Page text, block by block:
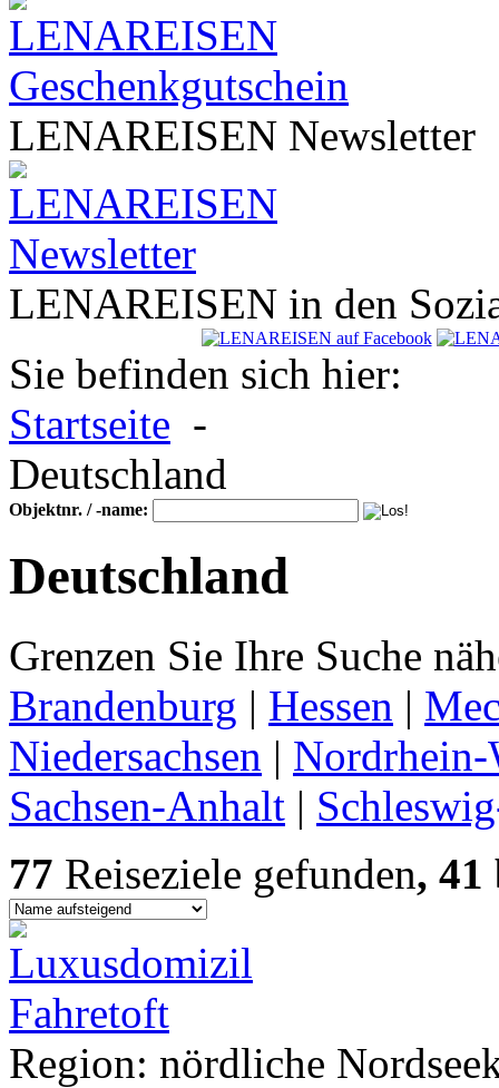
LENAREISEN Newsletter
LENAREISEN in den
Sie befinden sich hier:
Startseite -
Deutschland
Objektnr. / -name:
Deutschland
Grenzen Sie Ihre Suche
Brandenburg | Hessen |
Niedersachsen | Nordrhein-
Sachsen-Anhalt |
77 Reiseziele gefunden, 41
Region: nördliche